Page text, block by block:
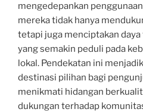
mengedepankan
mereka tidak hanya
tetapi juga menciptakan
yang semakin peduli pada
lokal. Pendekatan ini
destinasi pilihan bagi
menikmati hidangan
dukungan terhadap